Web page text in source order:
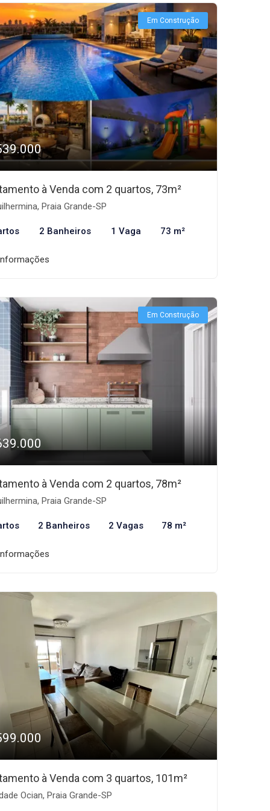
Em Construção
à Venda com 2 quartos, 73m²
Praia Grande-SP
2 Banheiros 1 Vaga 73 m²
Em Construção
à Venda com 2 quartos, 78m²
Praia Grande-SP
2 Banheiros 2 Vagas 78 m²
à Venda com 3 quartos, 101m²
Ocian, Praia Grande-SP